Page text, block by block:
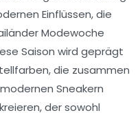
Einflüssen, die
Modewoche
Saison wird geprägt
, die zusammen
Sneakern
der sowohl